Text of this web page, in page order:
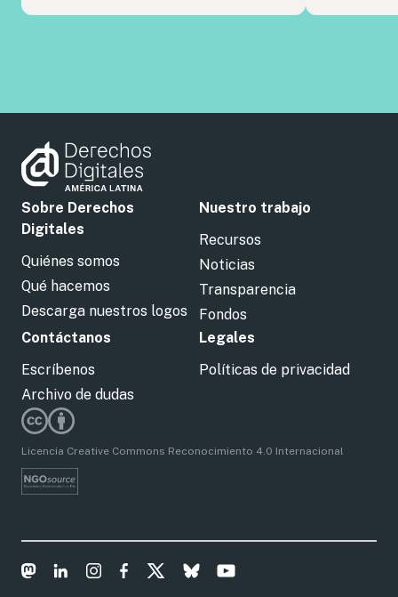
Sobre Derechos
Digitales
Quiénes somos
Qué hacemos
Descarga nuestros logos
Nuestro trabajo
Recursos
Noticias
Transparencia
Fondos
Contáctanos
Escríbenos
Archivo de dudas
Legales
Políticas de privacidad
Licencia Creative Commons Reconocimiento 4.0 Internacional